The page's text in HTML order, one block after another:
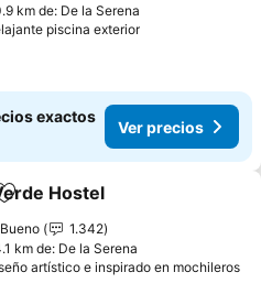
km de: De la Serena
piscina exterior
exactos
Ver precios
Agregar a favoritos
Hostel
Bueno
1.342
km de: De la Serena
artístico e inspirado en mochileros